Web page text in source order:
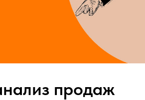
продаж